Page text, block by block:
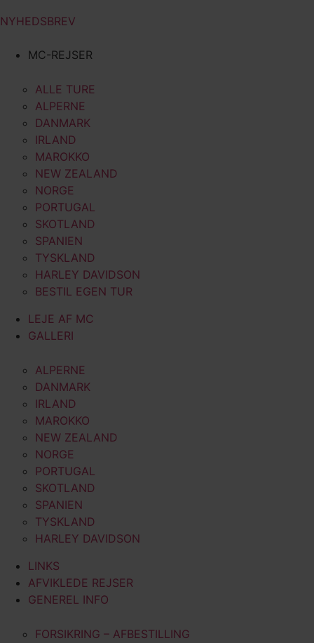
NYHEDSBREV
MC-REJSER
ALLE TURE
ALPERNE
DANMARK
IRLAND
MAROKKO
NEW ZEALAND
NORGE
PORTUGAL
SKOTLAND
SPANIEN
TYSKLAND
HARLEY DAVIDSON
BESTIL EGEN TUR
LEJE AF MC
GALLERI
ALPERNE
DANMARK
IRLAND
MAROKKO
NEW ZEALAND
NORGE
PORTUGAL
SKOTLAND
SPANIEN
TYSKLAND
HARLEY DAVIDSON
LINKS
AFVIKLEDE REJSER
GENEREL INFO
FORSIKRING – AFBESTILLING